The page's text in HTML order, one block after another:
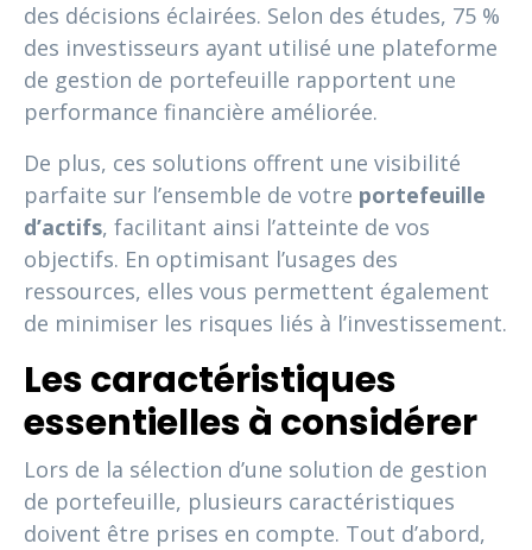
des décisions éclairées. Selon des études, 75 %
des investisseurs ayant utilisé une plateforme
de gestion de portefeuille rapportent une
performance financière améliorée.
De plus, ces solutions offrent une visibilité
parfaite sur l’ensemble de votre portefeuille
d’actifs, facilitant ainsi l’atteinte de vos
objectifs. En optimisant l’usages des
ressources, elles vous permettent également
de minimiser les risques liés à l’investissement.
Les caractéristiques
essentielles à considérer
Lors de la sélection d’une solution de gestion
de portefeuille, plusieurs caractéristiques
doivent être prises en compte. Tout d’abord,